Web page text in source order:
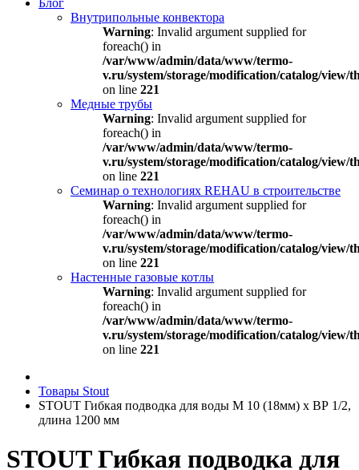
Блог
Внутрипольные конвектора
Warning: Invalid argument supplied for
foreach() in
/var/www/admin/data/www/termo-
v.ru/system/storage/modification/catalog/view/
on line 221
Медные трубы
Warning: Invalid argument supplied for
foreach() in
/var/www/admin/data/www/termo-
v.ru/system/storage/modification/catalog/view/
on line 221
Семинар о технологиях REHAU в строительстве
Warning: Invalid argument supplied for
foreach() in
/var/www/admin/data/www/termo-
v.ru/system/storage/modification/catalog/view/
on line 221
Настенные газовые котлы
Warning: Invalid argument supplied for
foreach() in
/var/www/admin/data/www/termo-
v.ru/system/storage/modification/catalog/view/
on line 221
Товары Stout
STOUT Гибкая подводка для воды M 10 (18мм) х ВР 1/2,
длина 1200 мм
STOUT Гибкая подводка для